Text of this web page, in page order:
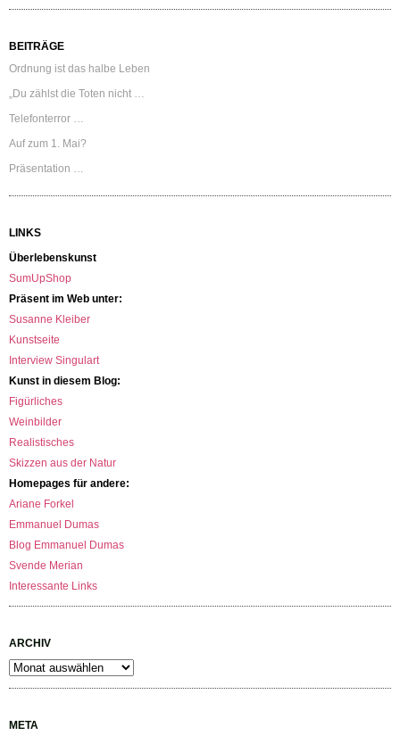
BEITRÄGE
Ordnung ist das halbe Leben
„Du zählst die Toten nicht …
Telefonterror …
Auf zum 1. Mai?
Präsentation …
LINKS
Überlebenskunst
SumUpShop
Präsent im Web unter:
Susanne Kleiber
Kunstseite
Interview Singulart
Kunst in diesem Blog:
Figürliches
Weinbilder
Realistisches
Skizzen aus der Natur
Homepages für andere:
Ariane Forkel
Emmanuel Dumas
Blog Emmanuel Dumas
Svende Merian
Interessante Links
ARCHIV
Archiv
META